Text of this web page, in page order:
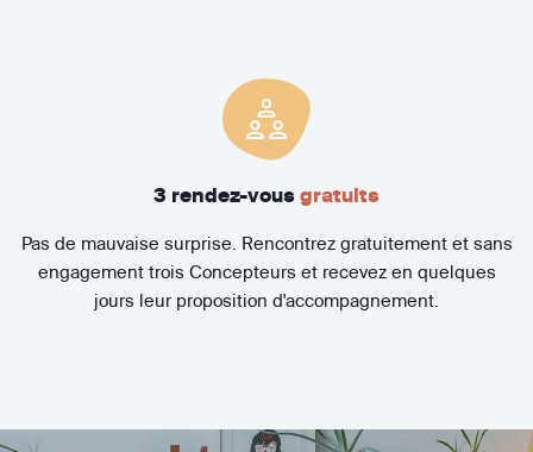
3 rendez-vous gratuits
Pas de mauvaise surprise. Rencontrez gratuitement et sans
engagement trois Concepteurs et recevez en quelques
jours leur proposition d'accompagnement.